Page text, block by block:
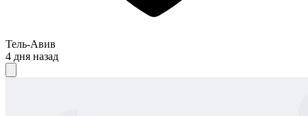
Тель-Авив
4 дня назад